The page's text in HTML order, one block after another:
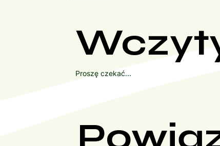
Proszę czekać...